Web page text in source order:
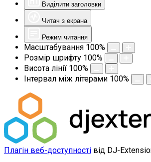
Виділити заголовки
Читач з екрана
Режим читання
Масштабування 100%
Розмір шрифту 100%
Висота лінії 100%
Інтервал між літерами 100%
Плагін веб-доступності від DJ-